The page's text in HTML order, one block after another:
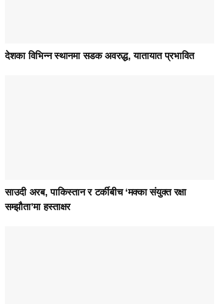
देशका विभिन्न स्थानमा सडक अवरुद्ध, यातायात प्रभावित
साउदी अरब, पाकिस्तान र टर्कीबीच ‘मक्का संयुक्त रक्षा
सम्झौता’मा हस्ताक्षर